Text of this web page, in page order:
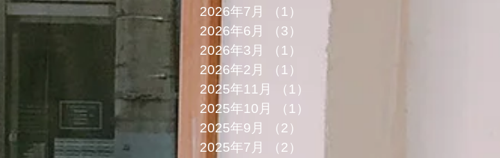
2026年7月
（1）
1件の記事
2026年6月
（3）
3件の記事
2026年3月
（1）
1件の記事
2026年2月
（1）
1件の記事
2025年11月
（1）
2025年10月
（1）
2025年9月
（2）
2025年7月
（2）